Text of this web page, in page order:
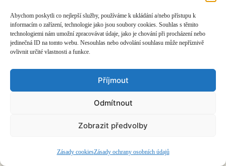
Abychom poskytli co nejlepší služby, používáme k ukládání a/nebo přístupu k
informacím o zařízení, technologie jako jsou soubory cookies. Souhlas s těmito
technologiemi nám umožní zpracovávat údaje, jako je chování při procházení nebo
jedinečná ID na tomto webu. Nesouhlas nebo odvolání souhlasu může nepříznivě
ovlivnit určité vlastnosti a funkce.
Příjmout
Odmítnout
Zobrazit předvolby
Zásady cookiesZásady ochrany osobních údajů
©2026 HISvoice – design a admin